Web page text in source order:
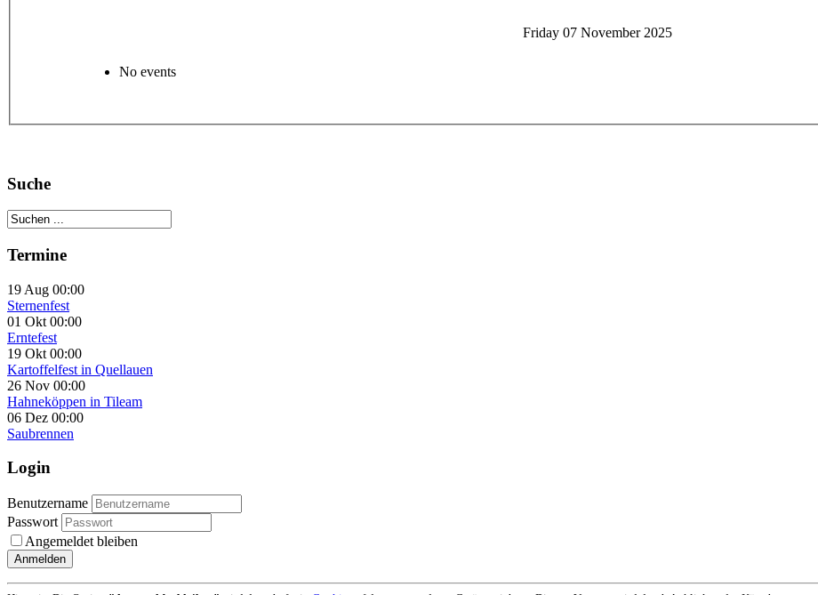
Friday 07 November 2025
No events
Suche
Termine
19 Aug 00:00
Sternenfest
01 Okt 00:00
Erntefest
19 Okt 00:00
Kartoffelfest in Quellauen
26 Nov 00:00
Hahneköppen in Tileam
06 Dez 00:00
Saubrennen
Login
Benutzername
Passwort
Angemeldet bleiben